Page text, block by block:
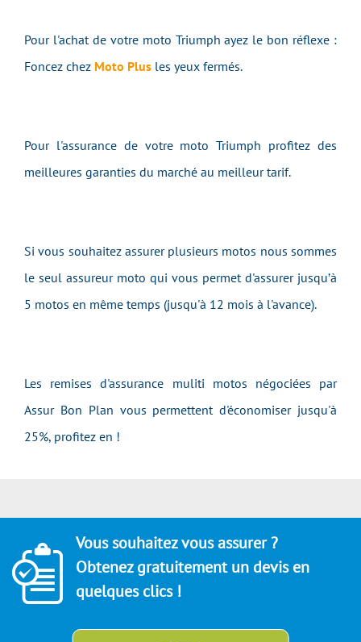
Pour l'achat de votre moto Triumph ayez le bon réflexe :
Foncez chez Moto Plus les yeux fermés.
Pour l'assurance de votre moto Triumph profitez des
meilleures garanties du marché au meilleur tarif.
Si vous souhaitez assurer plusieurs motos nous sommes
le seul assureur moto qui vous permet d'assurer jusqu’à
5 motos en même temps (jusqu'à 12 mois à l'avance).
Les remises d'assurance muliti motos négociées par
Assur Bon Plan vous permettent d'économiser jusqu'à
25%, profitez en !
Vous souhaitez vous assurer ?
Obtenez gratuitement un devis en
quelques clics !